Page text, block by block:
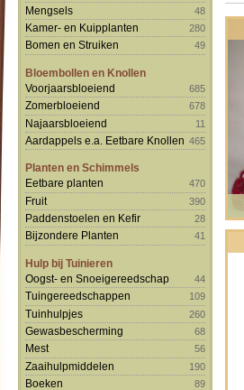
Mengsels 48
Kamer- en Kuipplanten 280
Bomen en Struiken 49
Bloembollen en Knollen
Voorjaarsbloeiend
685
Zomerbloeiend 678
Najaarsbloeiend 11
Aardappels e.a. Eetbare Knollen 465
Planten en Schimmels
Eetbare planten
470
Fruit 390
Paddenstoelen en Kefir 28
Bijzondere Planten 41
Hulp bij Tuinieren
Oogst- en Snoeigereedschap
44
Tuingereedschappen 109
Tuinhulpjes 260
Gewasbescherming 68
Mest 56
Zaaihulpmiddelen 190
Boeken 89